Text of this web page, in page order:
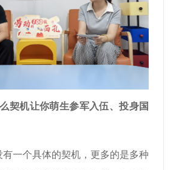
契机让你萌生参军入伍、投身国
有一个具体的契机，更多的是多种